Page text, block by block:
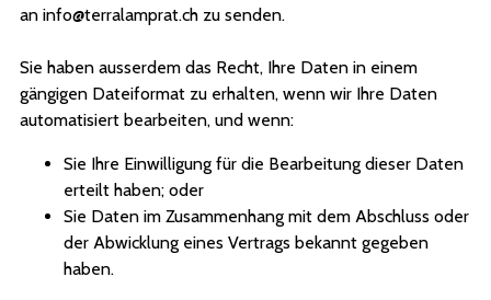
an info@terralamprat.ch zu senden.
Sie haben ausserdem das Recht, Ihre Daten in einem
gängigen Dateiformat zu erhalten, wenn wir Ihre Daten
automatisiert bearbeiten, und wenn:
Sie Ihre Einwilligung für die Bearbeitung dieser Daten
erteilt haben; oder
Sie Daten im Zusammenhang mit dem Abschluss oder
der Abwicklung eines Vertrags bekannt gegeben
haben.